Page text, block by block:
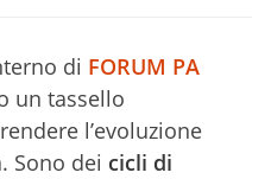
di FORUM PA
un tassello
l’evoluzione
Sono dei cicli di